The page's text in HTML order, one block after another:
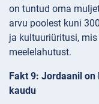
on tuntud oma
arvu poolest kuni
ja kultuuriüritusi,
meelelahutust.
Fakt 9: Jordaanil
kaudu